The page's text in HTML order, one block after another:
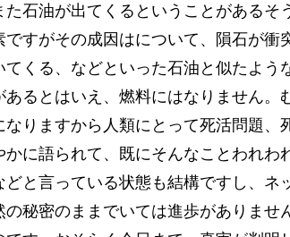
石油が出てくるということがあるそ
すがその成因はについて、隕石が衝
くる、などといった石油と似たよう
るとはいえ、燃料にはなりません。
りますから人類にとって死活問題、
に語られて、既にそんなことわれわ
と言っている状態も結構ですし、ネ
の秘密のままでいては進歩がありませ